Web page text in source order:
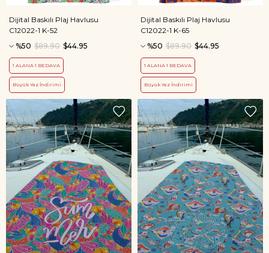
Dijital Baskılı Plaj Havlusu
C12022-1 K-52
%50
$44.95
$89.90
1 ALANA 1 BEDAVA
Büyük Yaz İndirimi
Dijital Baskılı Plaj Havlusu
C12022-1 K-65
%50
$44.95
$89.90
1 ALANA 1 BEDAVA
Büyük Yaz İndirimi